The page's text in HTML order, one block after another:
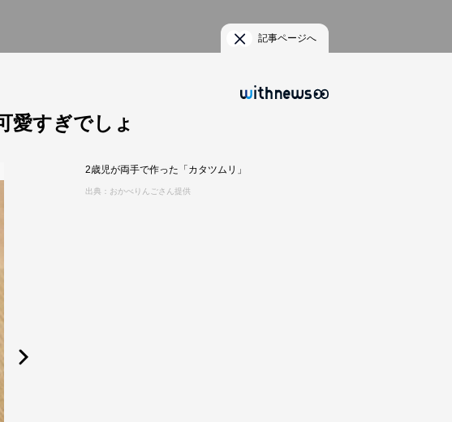
記事ページへ
愛すぎでしょ
2歳児が両手で作った「カタツムリ」
出典：おかべりんごさん提供